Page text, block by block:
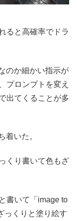
ると高確率でドラ
のか細かい指示が
プロンプトを変え
出てくることが多
着いた。
くり書いて色もざ
書いて「image to
っくりと塗り絵す